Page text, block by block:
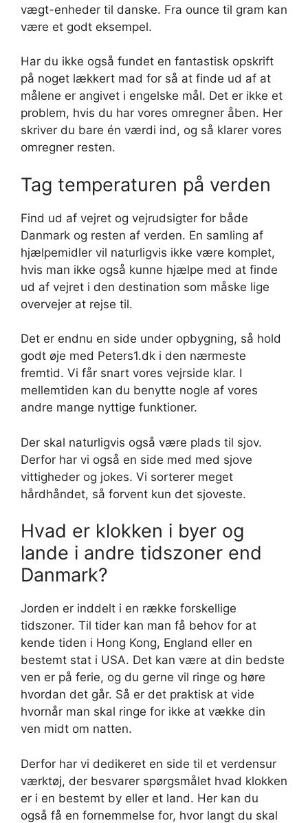
vægt-enheder til danske. Fra ounce til gram kan
være et godt eksempel.
Har du ikke også fundet en fantastisk opskrift
på noget lækkert mad for så at finde ud af at
målene er angivet i engelske mål. Det er ikke et
problem, hvis du har vores omregner åben. Her
skriver du bare én værdi ind, og så klarer vores
omregner resten.
Tag temperaturen på verden
Find ud af vejret og vejrudsigter for både
Danmark og resten af verden. En samling af
hjælpemidler vil naturligvis ikke være komplet,
hvis man ikke også kunne hjælpe med at finde
ud af vejret i den destination som måske lige
overvejer at rejse til.
Det er endnu en side under opbygning, så hold
godt øje med Peters1.dk i den nærmeste
fremtid. Vi får snart vores vejrside klar. I
mellemtiden kan du benytte nogle af vores
andre mange nyttige funktioner.
Der skal naturligvis også være plads til sjov.
Derfor har vi også en side med med sjove
vittigheder og jokes. Vi sorterer meget
hårdhåndet, så forvent kun det sjoveste.
Hvad er klokken i byer og
lande i andre tidszoner end
Danmark?
Jorden er inddelt i en række forskellige
tidszoner. Til tider kan man få behov for at
kende tiden i Hong Kong, England eller en
bestemt stat i USA. Det kan være at din bedste
ven er på ferie, og du gerne vil ringe og høre
hvordan det går. Så er det praktisk at vide
hvornår man skal ringe for ikke at vække din
ven midt om natten.
Derfor har vi dedikeret en side til et verdensur
værktøj, der besvarer spørgsmålet hvad klokken
er i en bestemt by eller et land. Her kan du
også få en fornemmelse for, hvor langt du skal